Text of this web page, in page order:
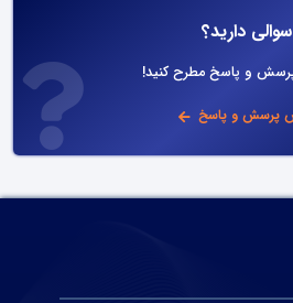
سوالی دارید؟
و پاسخ مطرح کنید!
پرسش و پاسخ